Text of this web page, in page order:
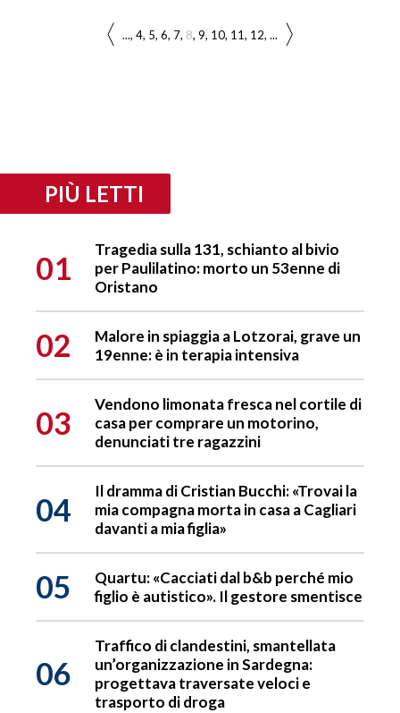
... 4 5 6 7 8 9 10 11 12 ...
PIÙ LETTI
01
Tragedia sulla 131, schianto al bivio
per Paulilatino: morto un 53enne di
Oristano
02
Malore in spiaggia a Lotzorai, grave un
19enne: è in terapia intensiva
03
Vendono limonata fresca nel cortile di
casa per comprare un motorino,
denunciati tre ragazzini
04
Il dramma di Cristian Bucchi: «Trovai la
mia compagna morta in casa a Cagliari
davanti a mia figlia»
05
Quartu: «Cacciati dal b&b perché mio
figlio è autistico». Il gestore smentisce
06
Traffico di clandestini, smantellata
un’organizzazione in Sardegna:
progettava traversate veloci e
trasporto di droga